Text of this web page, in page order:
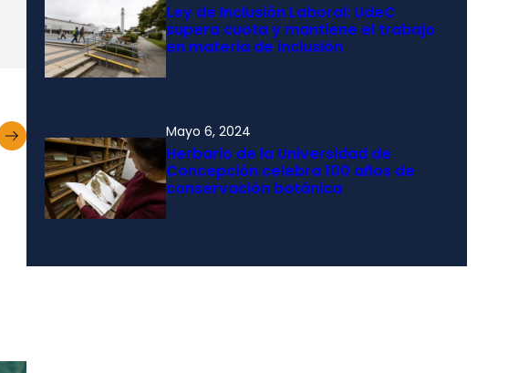
Ley de Inclusión Laboral: UdeC
supera cuota y mantiene el trabajo
en materia de inclusión
Mayo 6, 2024
Herbario de la Universidad de
Concepción celebra 100 años de
conservación botánica